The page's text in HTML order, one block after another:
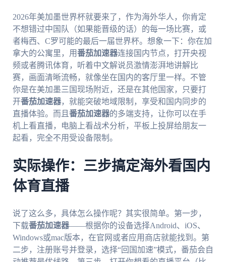
2026年美加墨世界杯就要来了，作为海外华人，你肯定
不想错过中国队（如果能晋级的话）的每一场比赛，或
者梅西、C罗可能的最后一届世界杯。想象一下：你在加
拿大的公寓里，用番茄加速器连接国内节点，打开央视
频或者腾讯体育，听着中文解说员激情澎湃地讲解比
赛，画面清晰流畅，就像坐在国内的客厅里一样。不管
你是在美加墨三国现场附近，还是在其他国家，只要打
开番茄加速器，就能突破地域限制，享受和国内同步的
直播体验。而且 番茄加速器的多端支持，让你可以在手
机上看直播，电脑上看战术分析，平板上投屏给朋友一
起看，完全不用受设备限制。
实际操作：三步搞定海外看国内
体育直播
说了这么多，具体怎么操作呢？其实很简单。第一步，
下载番茄加速器——根据你的设备选择Android、iOS、
Windows或mac版本，在官网或者应用商店就能找到。第
二步，注册账号并登录，选择“回国加速”模式，番茄会自